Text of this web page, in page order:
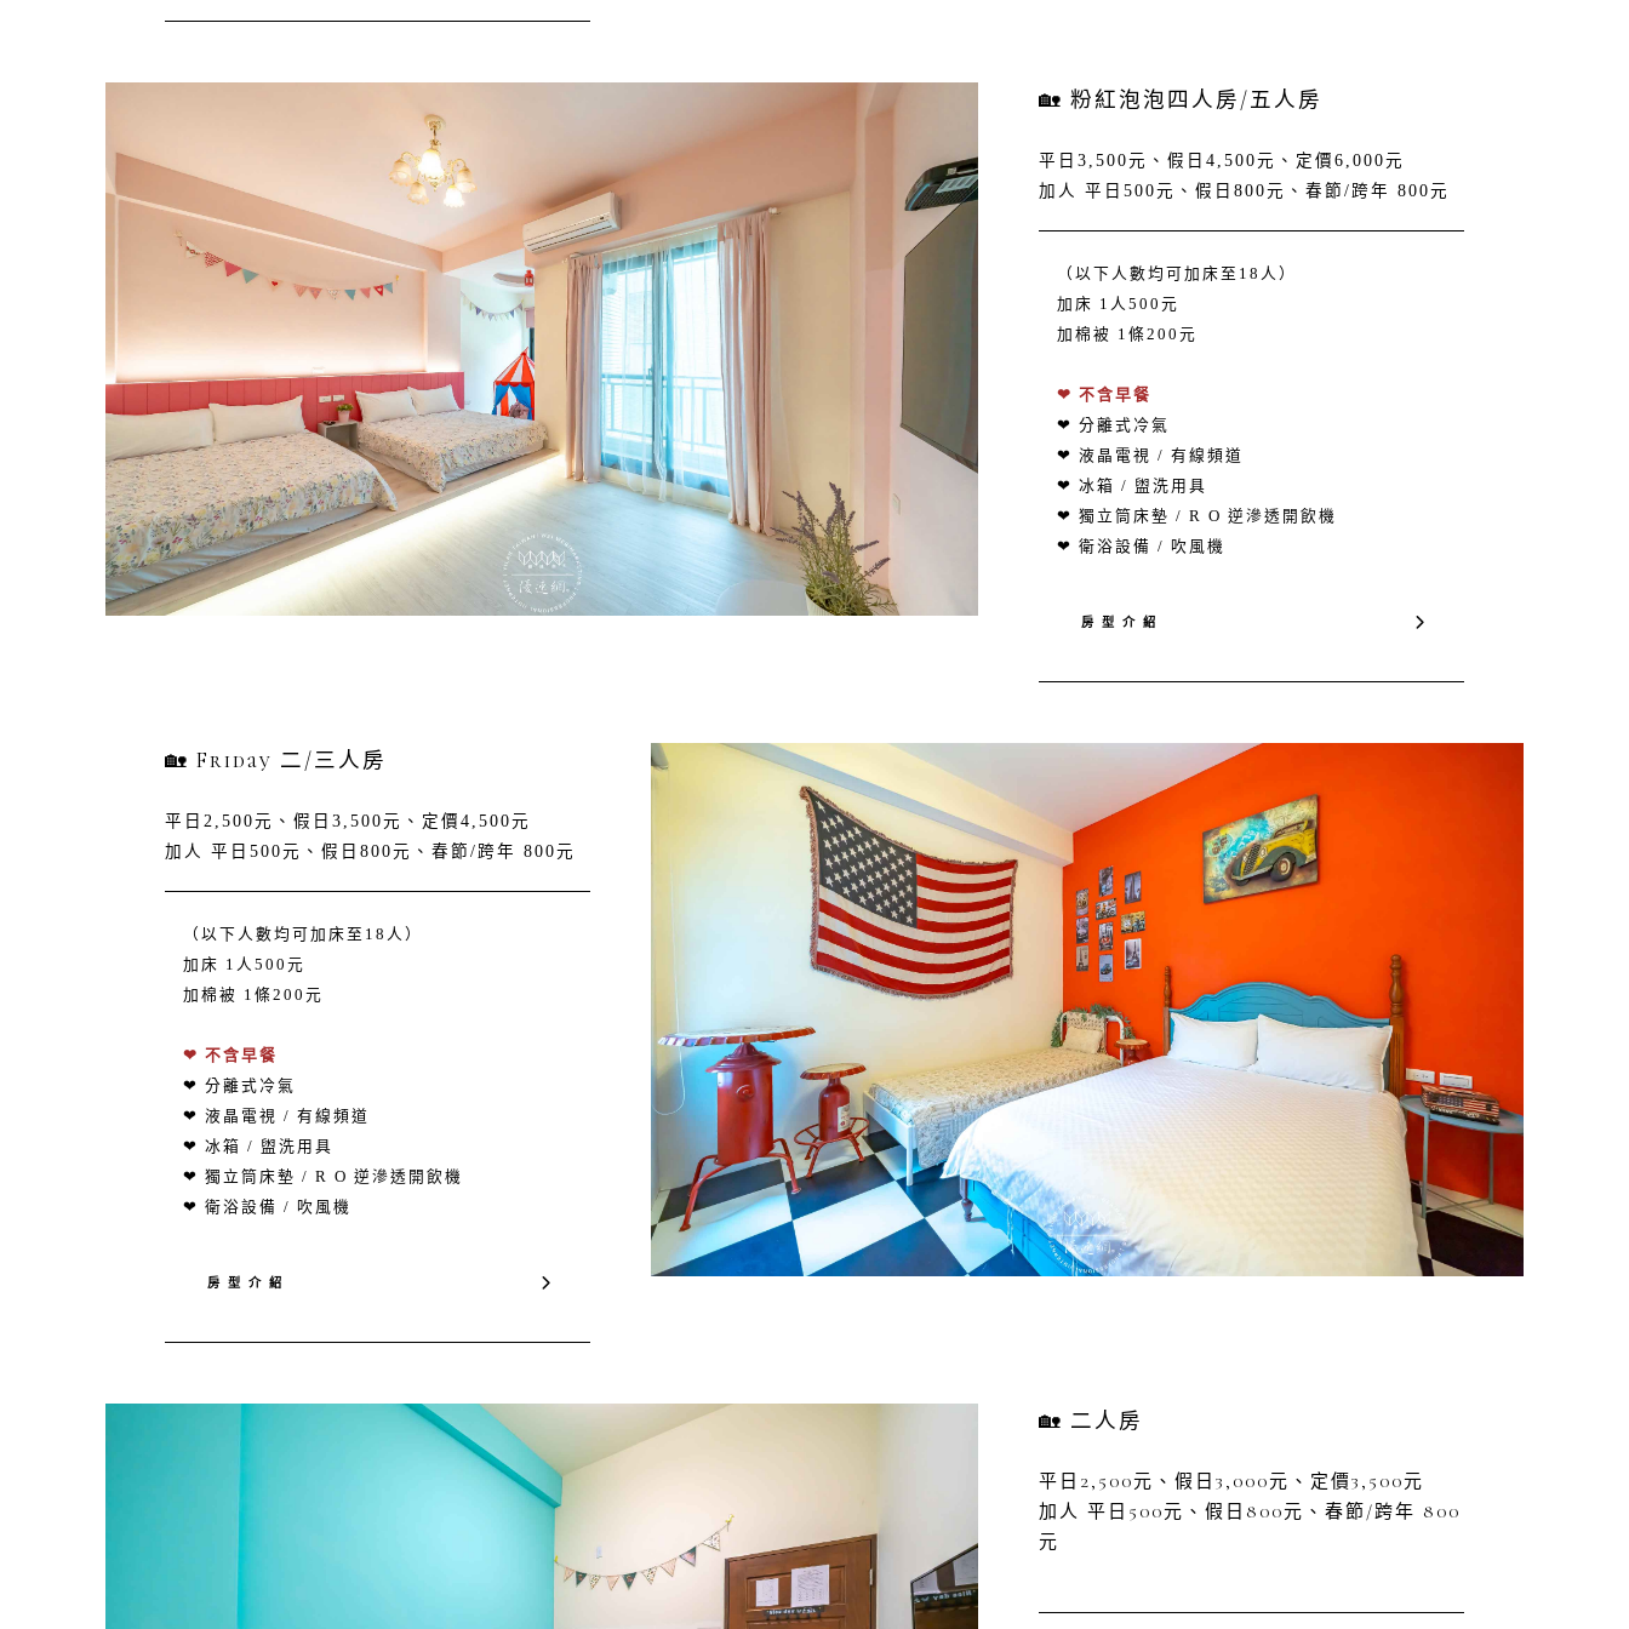
🏡 粉紅泡泡四人房/五人房
平日3,500元、假日4,500元、定價6,000元
加人 平日500元、假日800元、春節/跨年 800元
（以下人數均可加床至18人）
加床 1人500元
加棉被 1條200元
❤ 不含早餐
❤ 分離式冷氣
❤ 液晶電視 / 有線頻道
❤ 冰箱 / 盥洗用具
❤ 獨立筒床墊 / R O 逆滲透開飲機
❤ 衛浴設備 / 吹風機
房 型 介 紹
🏡 Friday 二/三人房
平日2,500元、假日3,500元、定價4,500元
加人 平日500元、假日800元、春節/跨年 800元
（以下人數均可加床至18人）
加床 1人500元
加棉被 1條200元
❤ 不含早餐
❤ 分離式冷氣
❤ 液晶電視 / 有線頻道
❤ 冰箱 / 盥洗用具
❤ 獨立筒床墊 / R O 逆滲透開飲機
❤ 衛浴設備 / 吹風機
房 型 介 紹
🏡 二人房
平日2,500元、假日3,000元、定價3,500元
加人 平日500元、假日800元、春節/跨年 800
元